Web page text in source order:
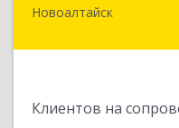
Новоалтайск
Клиентов на
658080,